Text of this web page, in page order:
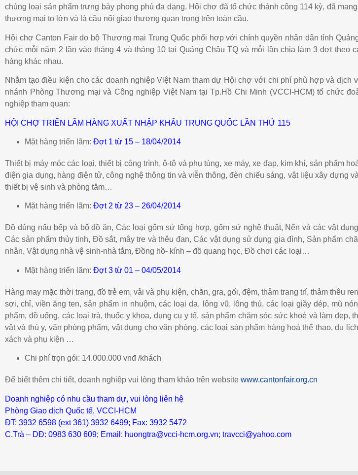
chủng loại sản phẩm trưng bày phong phú đa dạng. Hội chợ đã tổ chức thành công 114 kỳ, đã
thương mại to lớn và là cầu nối giao thương quan trọng trên toàn cầu.
Hội chợ Canton Fair do bộ Thương mại Trung Quốc phối hợp với chính quyền nhân dân tỉnh
chức mỗi năm 2 lần vào tháng 4 và tháng 10 tại Quảng Châu TQvà mỗi lần chia làm 3 đợt theo
hàng khác nhau.
Nhằm tạo điều kiện cho các doanh nghiệp Việt Nam tham dự Hội chợ với chi phí phù hợp và dịch
nhánh Phòng Thương mại và Công nghiệp Việt Nam tại Tp.Hồ Chi Minh (VCCI-HCM) tổ chức
nghiệp tham quan:
HỘI CHỢ TRIỂN LÃM HÀNG XUẤT NHẬP KHẨU TRUNG QUỐC LẦN THỨ 115
Mặt hàng triển lãm: Đợt 1 từ 15 – 18/04/2014
Thiết bị máy móc các loại, thiết bị công trình, ô-tô và phụ tùng, xe máy, xe đạp, kim khí, sản phẩm
điện gia dụng, hàng điện tử, công nghệ thông tin và viễn thông, đèn chiếu sáng, vật liệu xây dựng
thiết bị vệ sinh và phòng tắm…
Mặt hàng triển lãm: Đợt 2 từ 23 – 26/04/2014
Đồ dùng nấu bếp và bộ đồ ăn, Các loại gốm sứ tổng hợp, gốm sứ nghệ thuật, Nến và các vật
Các sản phẩm thủy tinh, Đồ sắt, mây tre và thêu đan, Các vật dụng sử dụng gia đình, Sản phẩm
nhân, Vật dụng nhà vệ sinh-nhà tắm, Đồng hồ- kính – đồ quang học, Đồ chơi các loại…
Mặt hàng triển lãm: Đợt 3 từ 01 – 04/05/2014
Hàng may mặc thời trang, đồ trẻ em, vải và phụ kiện, chăn, gra, gối, đệm, thảm trang trí, thảm thêu
sợi, chỉ, viền ăng ten, sản phẩm in nhuộm, các loại da, lông vũ, lông thú, các loại giầy dép, mũ
phẩm, đồ uống, các loại trà, thuốc y khoa, dụng cụ y tế, sản phẩm chăm sóc sức khoẻ và làm đẹp,
vật và thú y, văn phòng phẩm, vật dụng cho văn phòng, các loại sản phẩm hàng hoá thể thao, du
xách và phụ kiện …
Chi phí trọn gói: 14.000.000 vnđ /khách
Để biết thêm chi tiết, doanh nghiệp vui lòng tham khảo trên website www.cantonfair.org.cn
Doanh nghiệp có nhu cầu tham dự, vui lòng liên hệ
Phòng Giao dịch Quốc tế, VCCI-HCM
ĐT: 3932 6598 (ext 361) 3932 6499; Fax: 3932 5472
C.Trà – DĐ: 0983 630 609; Email: huongtra@vcci-hcm.org.vn; travcci@yahoo.com